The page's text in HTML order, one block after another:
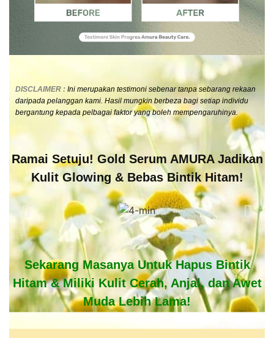
DISCLAIMER : Ini merupakan testimoni sebenar tanpa sebarang rekaan
daripada pelanggan kami. Hasil mungkin berbeza bagi setiap individu
bergantung kepada pelbagai faktor yang boleh mempengaruhinya.
Ramai Setuju! Gold Serum AMURA Jadikan
Kulit Glowing & Bebas Bintik Hitam!
Sekarang Masanya Untuk Hapus Bintik
Hitam & Miliki Kulit Cerah, Anjal, dan Awet
Muda Lebih Lama!